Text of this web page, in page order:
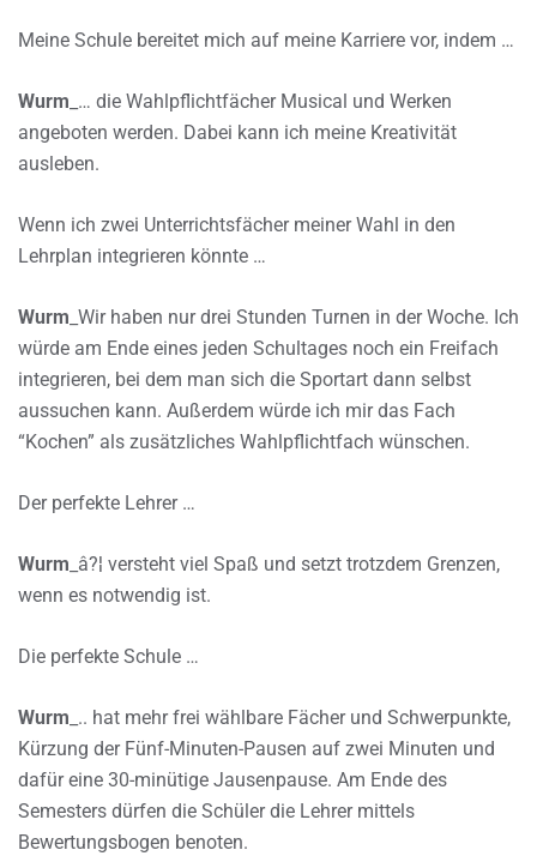
Meine Schule bereitet mich auf meine Karriere vor, indem …
Wurm _… die Wahlpflichtfächer Musical und Werken
angeboten werden. Dabei kann ich meine Kreativität
ausleben.
Wenn ich zwei Unterrichtsfächer meiner Wahl in den
Lehrplan integrieren könnte …
Wurm _Wir haben nur drei Stunden Turnen in der Woche. Ich
würde am Ende eines jeden Schultages noch ein Freifach
integrieren, bei dem man sich die Sportart dann selbst
aussuchen kann. Außerdem würde ich mir das Fach
“Kochen” als zusätzliches Wahlpflichtfach wünschen.
Der perfekte Lehrer …
Wurm _â?¦ versteht viel Spaß und setzt trotzdem Grenzen,
wenn es notwendig ist.
Die perfekte Schule …
Wurm _.. hat mehr frei wählbare Fächer und Schwerpunkte,
Kürzung der Fünf-Minuten-Pausen auf zwei Minuten und
dafür eine 30-minütige Jausenpause. Am Ende des
Semesters dürfen die Schüler die Lehrer mittels
Bewertungsbogen benoten.